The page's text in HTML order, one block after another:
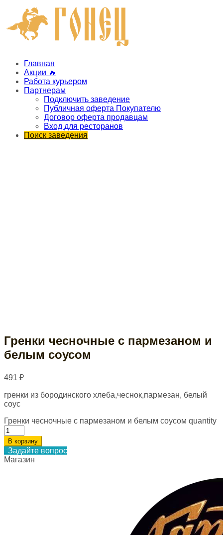
Главная
Акции 🔥
Работа курьером
Партнерам
Подключить заведение
Публичная оферта Покупателю
Договор оферта продавцам
Вход для ресторанов
Поиск заведения
Гренки чесночные с пармезаном и
белым соусом
491 ₽
гренки из бородинского хлеба,чеснок,пармезан, белый
соус
Гренки чесночные с пармезаном и белым соусом quantity
В корзину
Задайте вопрос
Магазин